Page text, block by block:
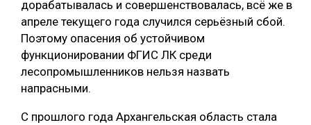
дорабатывалась и совершенствовалась, всё же в
апреле текущего года случился серьёзный сбой.
Поэтому опасения об устойчивом
функционировании ФГИС ЛК среди
лесопромышленников нельзя назвать
напрасными.
С прошлого года Архангельская область стала